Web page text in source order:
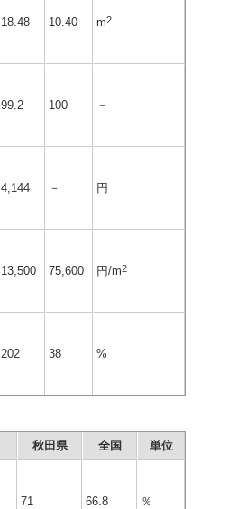
18.48 10.40 m2
99.2 100 －
4,144 － 円
13,500 75,600 円/m2
202 38 %
秋田県 全国 単位
71 66.8 ％